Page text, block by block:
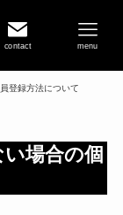
contact menu
登録方法について
場合の個